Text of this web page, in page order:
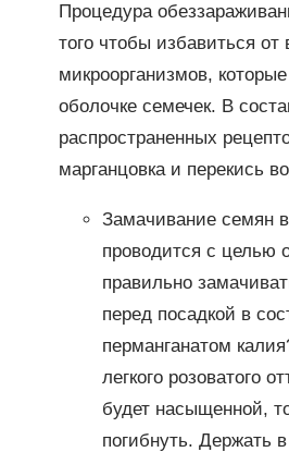
Процедура
того чтобы избавиться от
микроорганизмов,
оболочке семечек. В
распространенных
марганцовка и перекись
Замачивание семян
проводится с целью
правильно
перед посадкой в
перманганатом
легкого розоватого
будет насыщенной,
погибнуть. Держать